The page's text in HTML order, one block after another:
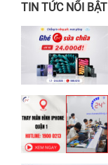
TIN TỨC NỔI BẬT